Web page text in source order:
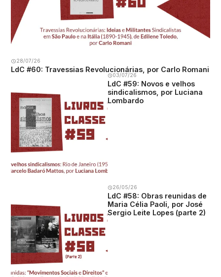
28/07/26
LdC #60: Travessias Revolucionárias, por Carlo Romani
03/07/26
LdC #59: Novos e velhos
sindicalismos, por Luciana
Lombardo
26/05/26
LdC #58: Obras reunidas de
Maria Célia Paoli, por José
Sergio Leite Lopes (parte 2)